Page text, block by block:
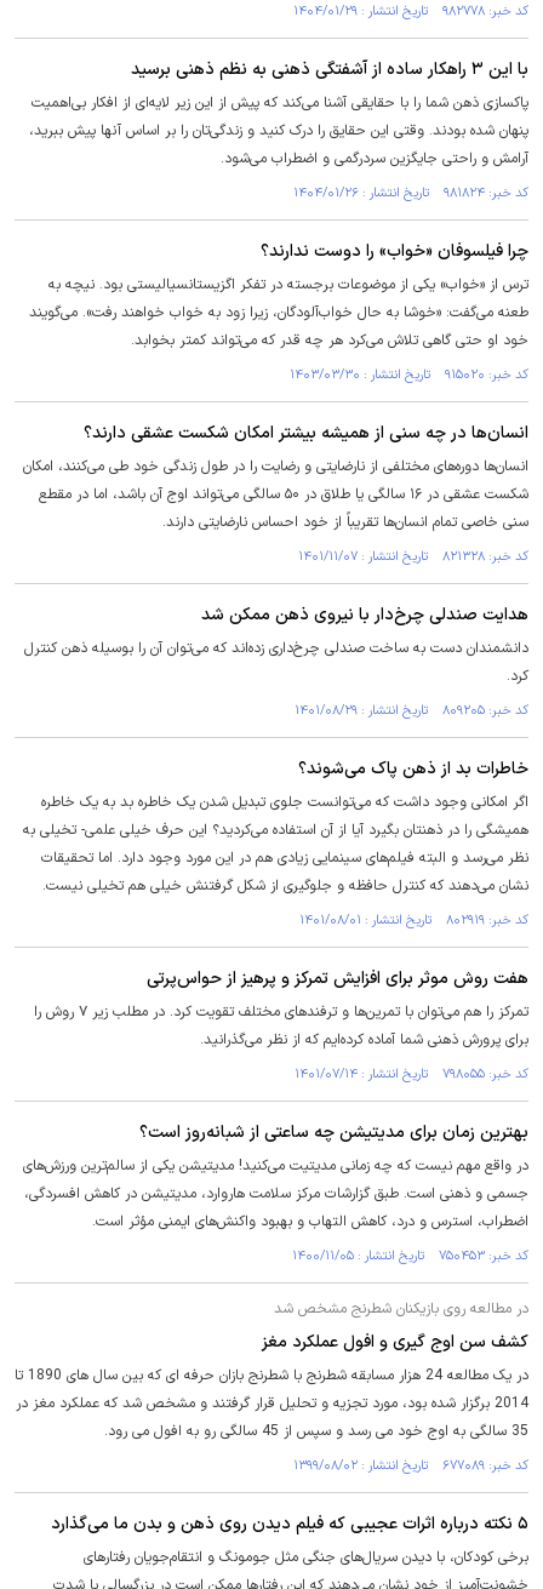
کد خبر: ۹۸۲۷۷۸ تاریخ انتشار : ۱۴۰۴/۰۱/۲۹
با این ۳ راهکار ساده از آشفتگی ذهنی به نظم ذهنی برسید
پاکسازی ذهن شما را با حقایقی آشنا می‌کند که پیش از این زیر لایه‌ای از افکار بی‌اهمیت
پنهان شده بودند. وقتی این حقایق را درک کنید و زندگی‌تان را بر اساس آنها پیش ببرید،
آرامش و راحتی جایگزین سردرگمی و اضطراب می‌شود.
کد خبر: ۹۸۱۸۲۴ تاریخ انتشار : ۱۴۰۴/۰۱/۲۶
چرا فیلسوفان «خواب» را دوست ندارند؟
ترس از «خواب» یکی از موضوعات برجسته در تفکر اگزیستانسیالیستی بود. نیچه به
طعنه می‌گفت: «خوشا به حال خواب‌آلودگان، زیرا زود به خواب خواهند رفت». می‌گویند
خود او حتی گاهی تلاش می‌کرد هر چه قدر که می‌تواند کمتر بخوابد.
کد خبر: ۹۱۵۰۲۰ تاریخ انتشار : ۱۴۰۳/۰۳/۳۰
انسان‌ها در چه سنی از همیشه بیشتر امکان شکست عشقی دارند؟
انسان‌ها دوره‌های مختلفی از نارضایتی و رضایت را در طول زندگی خود طی می‌کنند، امکان
شکست عشقی در ۱۶ سالگی یا طلاق در ۵۰ سالگی می‌تواند اوج آن باشد، اما در مقطع
سنی خاصی تمام انسان‌ها تقریباً از خود احساس نارضایتی دارند.
کد خبر: ۸۲۱۳۲۸ تاریخ انتشار : ۱۴۰۱/۱۱/۰۷
هدایت صندلی چرخ‌دار با نیروی ذهن ممکن شد
دانشمندان دست به ساخت صندلی چرخ‌داری زده‌اند که می‌توان آن را بوسیله ذهن کنترل
کرد.
کد خبر: ۸۰۹۲۰۵ تاریخ انتشار : ۱۴۰۱/۰۸/۲۹
خاطرات بد از ذهن پاک می‌شوند؟
اگر امکانی وجود داشت که می‌توانست جلوی تبدیل شدن یک خاطره بد به یک خاطره
همیشگی را در ذهنتان بگیرد آیا از آن استفاده می‌کردید؟ این حرف خیلی علمی‌- تخیلی به
نظر می‌رسد و البته فیلم‌های سینمایی زیادی هم در این مورد وجود دارد. اما تحقیقات
نشان می‌دهند که کنترل حافظه و جلوگیری از شکل گرفتنش خیلی هم تخیلی نیست.
کد خبر: ۸۰۲۹۱۹ تاریخ انتشار : ۱۴۰۱/۰۸/۰۱
هفت روش موثر برای افزایش تمرکز و پرهیز از حواس‌پرتی
تمرکز را هم می‌توان با تمرین‌ها و ترفند‌های مختلف تقویت کرد. در مطلب زیر ۷ روش را
برای پرورش ذهنی شما آماده کرده‌ایم که از نظر می‌گذرانید.
کد خبر: ۷۹۸۰۵۵ تاریخ انتشار : ۱۴۰۱/۰۷/۱۴
بهترین زمان برای مدیتیشن چه ساعتی از شبانه‌روز است؟
در واقع مهم نیست که چه زمانی مدیتیت می‌کنید! مدیتیشن یکی از سالم‌ترین ورزش‌های
جسمی و ذهنی است. طبق گزارشات مرکز سلامت هاروارد، مدیتیشن در کاهش افسردگی،
اضطراب، استرس و درد، کاهش التهاب و بهبود واکنش‌های ایمنی مؤثر است.
کد خبر: ۷۵۰۴۵۳ تاریخ انتشار : ۱۴۰۰/۱۱/۰۵
در مطالعه روی بازیکنان شطرنج مشخص شد
کشف سن اوج گیری و افول عملکرد مغز
در یک مطالعه 24 هزار مسابقه شطرنج با شطرنج بازان حرفه ای که بین سال های 1890 تا
2014 برگزار شده بود، مورد تجزیه و تحلیل قرار گرفتند و مشخص شد که عملکرد مغز در
35 سالگی به اوج خود می رسد و سپس از 45 سالگی رو به افول می رود.
کد خبر: ۶۷۷۰۸۹ تاریخ انتشار : ۱۳۹۹/۰۸/۰۲
۵ نکته درباره اثرات عجیبی که فیلم دیدن روی ذهن و بدن ما می‌گذارد
برخی کودکان، با دیدن سریال‌های جنگی مثل جومونگ و انتقام‌جویان رفتارهای